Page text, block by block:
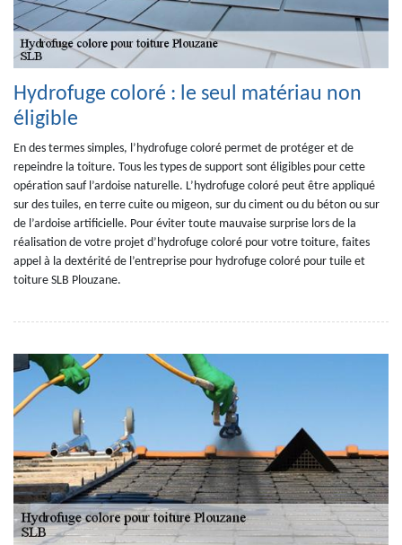
Hydrofuge coloré : le seul matériau non
éligible
En des termes simples, l’hydrofuge coloré permet de protéger et de
repeindre la toiture. Tous les types de support sont éligibles pour cette
opération sauf l’ardoise naturelle. L’hydrofuge coloré peut être appliqué
sur des tuiles, en terre cuite ou migeon, sur du ciment ou du béton ou sur
de l’ardoise artificielle. Pour éviter toute mauvaise surprise lors de la
réalisation de votre projet d’hydrofuge coloré pour votre toiture, faites
appel à la dextérité de l’entreprise pour hydrofuge coloré pour tuile et
toiture SLB Plouzane.